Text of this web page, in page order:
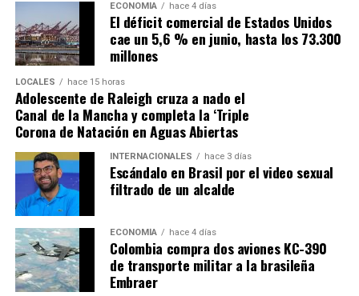
ECONOMÍA hace 4 días
El déficit comercial de Estados Unidos
cae un 5,6 % en junio, hasta los 73.300
millones
LOCALES hace 15 horas
Adolescente de Raleigh cruza a nado el
Canal de la Mancha y completa la ‘Triple
Corona de Natación en Aguas Abiertas
INTERNACIONALES hace 3 días
Escándalo en Brasil por el video sexual
filtrado de un alcalde
ECONOMÍA hace 4 días
Colombia compra dos aviones KC-390
de transporte militar a la brasileña
Embraer